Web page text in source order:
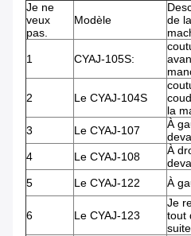
Je ne
veux
pas.
Modèle
de la
1 CYAJ-105S:
2 Le CYAJ-104S
la
3 Le CYAJ-107
À
4
Le CYAJ-108
À
5
Le CYAJ-122 À
6 Le CYAJ-123
Je
tout